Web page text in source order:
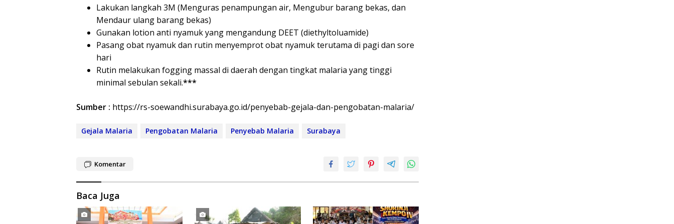
Lakukan langkah 3M (Menguras penampungan air, Mengubur barang bekas, dan
Mendaur ulang barang bekas)
Gunakan lotion anti nyamuk yang mengandung DEET (diethyltoluamide)
Pasang obat nyamuk dan rutin menyemprot obat nyamuk terutama di pagi dan sore
hari
Rutin melakukan fogging massal di daerah dengan tingkat malaria yang tinggi
minimal sebulan sekali.***
Sumber : https://rs-soewandhi.surabaya.go.id/penyebab-gejala-dan-pengobatan-malaria/
Gejala Malaria Pengobatan Malaria Penyebab Malaria Surabaya
Komentar
Baca Juga